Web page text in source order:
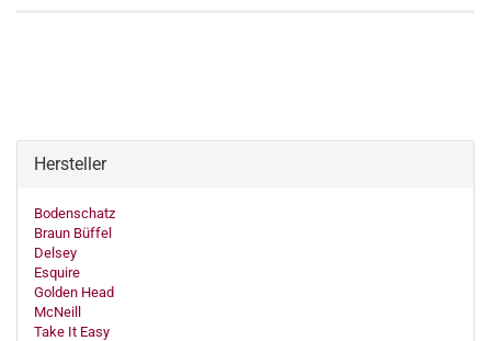
Hersteller
Bodenschatz
Braun Büffel
Delsey
Esquire
Golden Head
McNeill
Take It Easy